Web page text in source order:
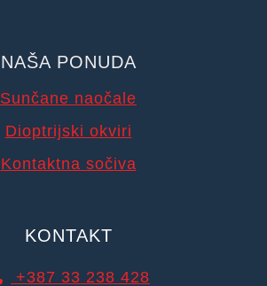
NAŠA PONUDA
Sunčane naočale
Dioptrijski okviri
Kontaktna sočiva
KONTAKT
+387 33 238 428